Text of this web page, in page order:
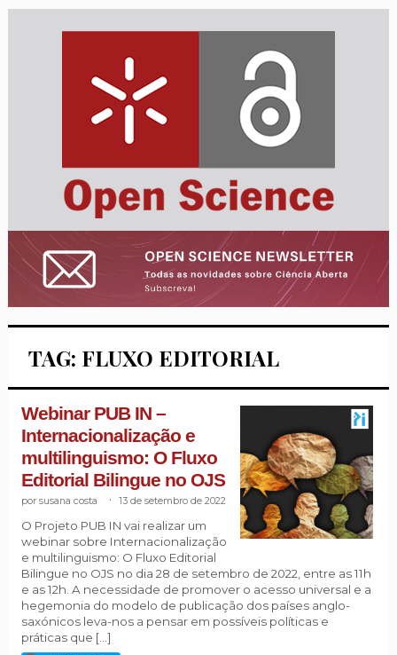
TAG: FLUXO EDITORIAL
Webinar PUB IN –
Internacionalização e
multilinguismo: O Fluxo
Editorial Bilingue no OJS
susana costa 13 de setembro de 2022
O Projeto PUB IN vai realizar um
webinar sobre Internacionalização
e multilinguismo: O Fluxo Editorial
Bilingue no OJS no dia 28 de setembro de 2022, entre as 11h
e as 12h. A necessidade de promover o acesso universal e a
hegemonia do modelo de publicação dos países anglo-
saxónicos leva-nos a pensar em possíveis políticas e
práticas que […]